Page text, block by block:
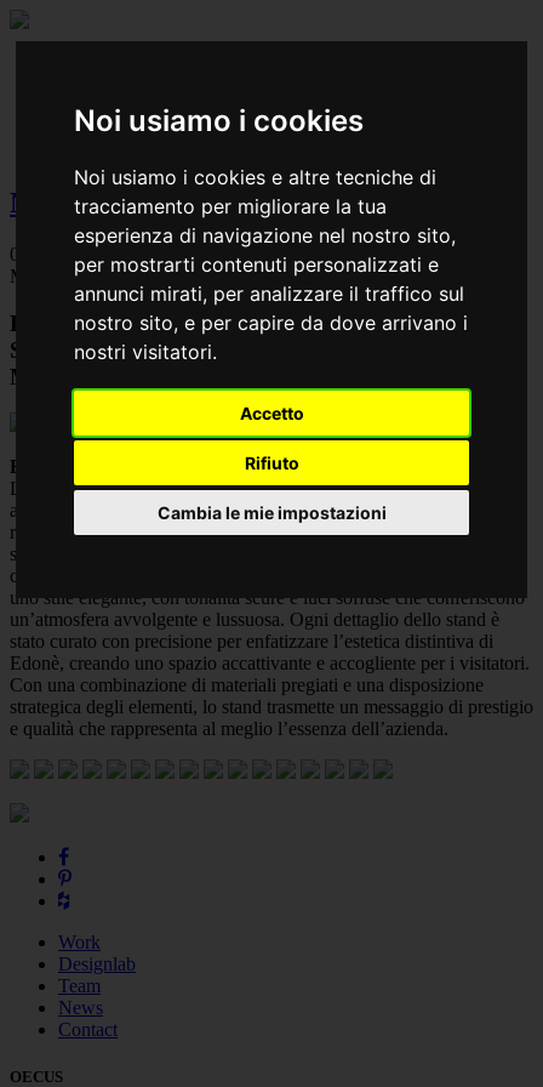
Noi usiamo i cookies
Noi usiamo i cookies e altre tecniche di
tracciamento per migliorare la tua
esperienza di navigazione nel nostro sito,
per mostrarti contenuti personalizzati e
annunci mirati, per analizzare il traffico sul
nostro sito, e per capire da dove arrivano i
nostri visitatori.
Accetto
Rifiuto
Cambia le mie impostazioni
Team
News
News
05
Maggio 2024
Edoné
Salone del mobile
Milano
Edoné - Salone del mobile - Milano
Lo stand progettato da Oecus Design per l’azienda di bagni Edoné
al Salone del Mobile di Milano 2024 incarna l’eleganza e la
raffinatezza distintive dello stile Edonè. L’obiettivo principale dello
stand è presentare i nuovi prodotti dell’azienda in un’ambientazione
che riflette perfettamente il suo marchio. Il design si caratterizza per
uno stile elegante, con tonalità scure e luci soffuse che conferiscono
un’atmosfera avvolgente e lussuosa. Ogni dettaglio dello stand è
stato curato con precisione per enfatizzare l’estetica distintiva di
Edonè, creando uno spazio accattivante e accogliente per i visitatori.
Con una combinazione di materiali pregiati e una disposizione
strategica degli elementi, lo stand trasmette un messaggio di prestigio
e qualità che rappresenta al meglio l’essenza dell’azienda.
Work
Designlab
Team
News
Contact
OECUS